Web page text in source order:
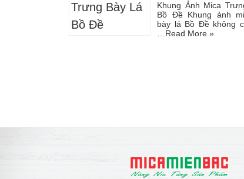
Khung Ảnh Mica
Bồ Đề Khung ảnh
bày lá Bồ Đề không
Read More »